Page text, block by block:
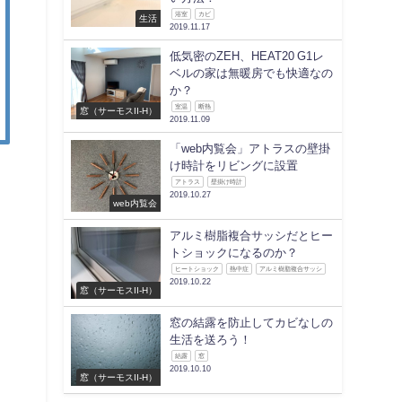
生活 浴室 カビ
2019.11.17
窓（サーモスII-H）
低気密のZEH、HEAT20 G1レ
ベルの家は無暖房でも快適なの
か？
室温 断熱
2019.11.09
web内覧会
「web内覧会」アトラスの壁掛
け時計をリビングに設置
アトラス 壁掛け時計
2019.10.27
窓（サーモスII-H）
アルミ樹脂複合サッシだとヒー
トショックになるのか？
ヒートショック 熱中症 アルミ樹脂複合サッシ
2019.10.22
窓（サーモスII-H）
窓の結露を防止してカビなしの
生活を送ろう！
結露 窓
2019.10.10